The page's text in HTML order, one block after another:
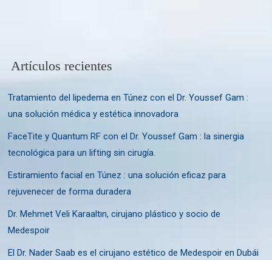
Artículos recientes
Tratamiento del lipedema en Túnez con el Dr. Youssef Gam :
una solución médica y estética innovadora
FaceTite y Quantum RF con el Dr. Youssef Gam : la sinergia
tecnológica para un lifting sin cirugía.
Estiramiento facial en Túnez : una solución eficaz para
rejuvenecer de forma duradera
Dr. Mehmet Veli Karaaltın, cirujano plástico y socio de
Medespoir
El Dr. Nader Saab es el cirujano estético de Medespoir en Dubái